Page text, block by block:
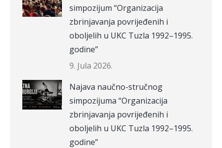
simpozijum “Organizacija
zbrinjavanja povrijeđenih i
oboljelih u UKC Tuzla 1992–1995.
godine”
9. Jula 2026.
Najava naučno-stručnog
simpozijuma “Organizacija
zbrinjavanja povrijeđenih i
oboljelih u UKC Tuzla 1992–1995.
godine”